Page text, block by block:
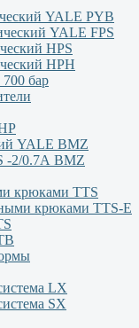
YALE PYB
YALE FPS
HPS
HPН
бар
YALE BMZ
-2/0.7А BMZ
крюками TTS
крюками TTS-Е
LX
SX